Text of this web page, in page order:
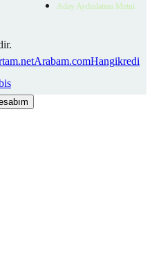
Aday Aydınlatma Metni
Arabam.comHangikredi